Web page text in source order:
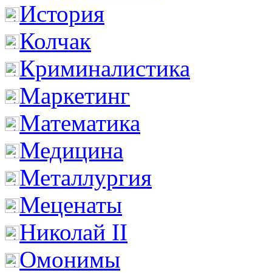
История
Колчак
Криминалистика
Маркетинг
Математика
Медицина
Металлургия
Меценаты
Николай II
Омонимы